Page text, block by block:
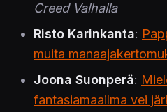
Creed Valhalla
Risto Karinkanta:
muita
Joona Suonperä:
fantasiamaailma vei